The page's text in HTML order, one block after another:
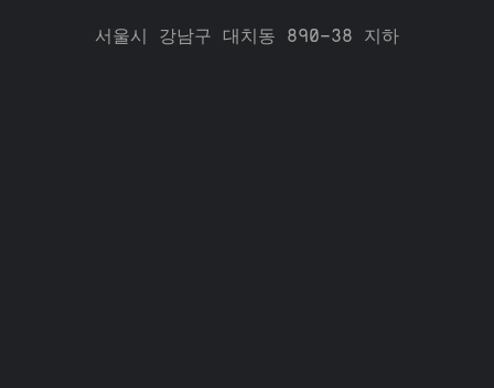
서울시 강남구 대치동 890-38 지하